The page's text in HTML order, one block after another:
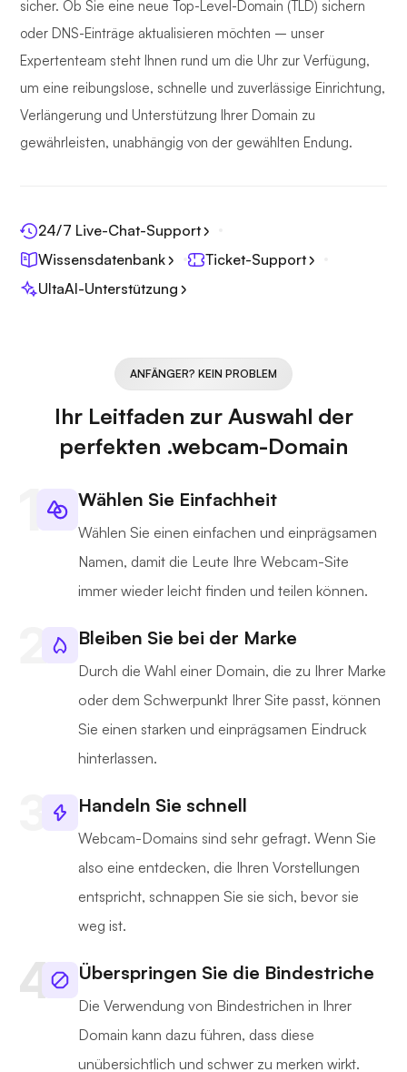
sicher. Ob Sie eine neue Top-Level-Domain (TLD) sichern
oder DNS-Einträge aktualisieren möchten – unser
Expertenteam steht Ihnen rund um die Uhr zur Verfügung,
um eine reibungslose, schnelle und zuverlässige Einrichtung,
Verlängerung und Unterstützung Ihrer Domain zu
gewährleisten, unabhängig von der gewählten Endung.
24/7 Live-Chat-Support
Wissensdatenbank
Ticket-Support
UltaAI-Unterstützung
ANFÄNGER? KEIN PROBLEM
Ihr Leitfaden zur Auswahl der
perfekten .webcam-Domain
Wählen Sie Einfachheit
Wählen Sie einen einfachen und einprägsamen
Namen, damit die Leute Ihre Webcam-Site
immer wieder leicht finden und teilen können.
Bleiben Sie bei der Marke
Durch die Wahl einer Domain, die zu Ihrer Marke
oder dem Schwerpunkt Ihrer Site passt, können
Sie einen starken und einprägsamen Eindruck
hinterlassen.
Handeln Sie schnell
Webcam-Domains sind sehr gefragt. Wenn Sie
also eine entdecken, die Ihren Vorstellungen
entspricht, schnappen Sie sie sich, bevor sie
weg ist.
Überspringen Sie die Bindestriche
Die Verwendung von Bindestrichen in Ihrer
Domain kann dazu führen, dass diese
unübersichtlich und schwer zu merken wirkt.